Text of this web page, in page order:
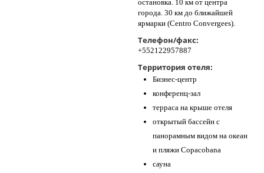
остановка. 10 км от центра
города. 30 км до ближайшей
ярмарки (Centro Convergees).
Телефон/факс:
+552122957887
Территория отеля:
Бизнес-центр
конференц-зал
терраса на крыше отеля
открытый бассейн с
панорамным видом на океан
и пляжи Copacobana
сауна